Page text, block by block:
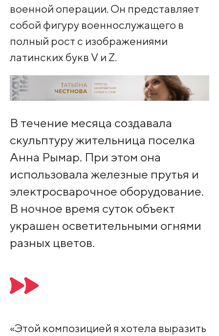
военной операции. Он представляет
собой фигуру военнослужащего в
полный рост с изображениями
латинских букв V и Z.
В течение месяца создавала
скульптуру жительница поселка
Анна Рымар. При этом она
использовала железные прутья и
электросварочное оборудование.
В ночное время суток объект
украшен осветительными огнями
разных цветов.
«Этой композицией я хотела выразить